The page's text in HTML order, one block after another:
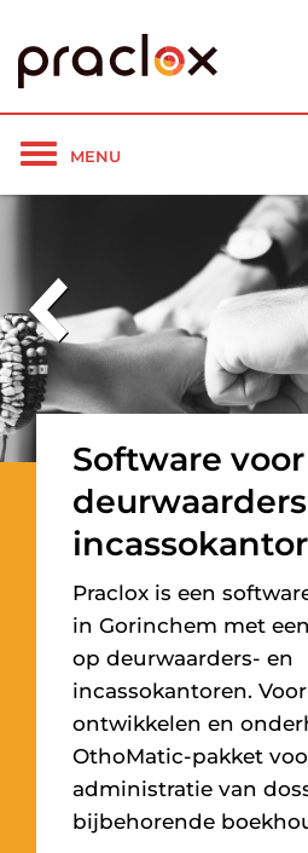
Toon/verberg
MENU
Software voor
Praclox is een
in Gorinchem met
op deurwaarders- en
incassokantoren.
ontwikkelen en
OthoMatic-pakket
administratie van
bijbehorende